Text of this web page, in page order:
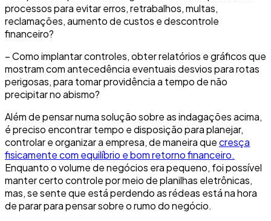
processos para evitar erros, retrabalhos, multas,
reclamações, aumento de custos e descontrole
financeiro?
– Como implantar controles, obter relatórios e gráficos que
mostram com antecedência eventuais desvios para rotas
perigosas, para tomar providência a tempo de não
precipitar no abismo?
Além de pensar numa solução sobre as indagações acima,
é preciso encontrar tempo e disposição para planejar,
controlar e organizar a empresa, de maneira quecresça
fisicamente com equilíbrio e bom retorno financeiro.
Enquanto o volume de negócios era pequeno, foi possível
manter certo controle por meio de planilhas eletrônicas,
mas, se sente que está perdendo as rédeas está na hora
de parar para pensar sobre o rumo do negócio.